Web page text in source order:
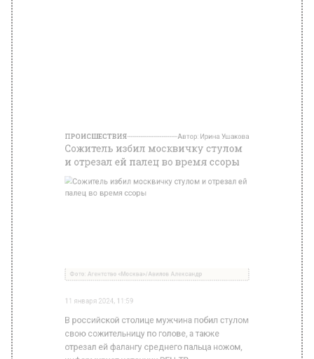
Фото: Агентство «Москва»/Авилов Александр
отрезал ей фалангу среднего пальца ножом,
информирует источник РЕН ТВ.